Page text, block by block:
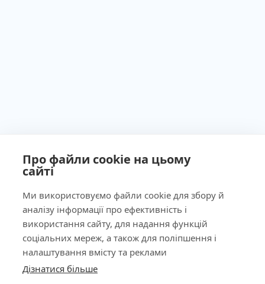
Про файли cookie на цьому
сайті
Ми використовуємо файли cookie для збору й
аналізу інформації про ефективність і
використання сайту, для надання функцій
соціальних мереж, а також для поліпшення і
налаштування вмісту та реклами
Дізнатися більше
Ministry of Health of Ukraine License No. 603260 dated
Our Address
Laboratory
КНОПКА
ЗВ'ЯЗКУ